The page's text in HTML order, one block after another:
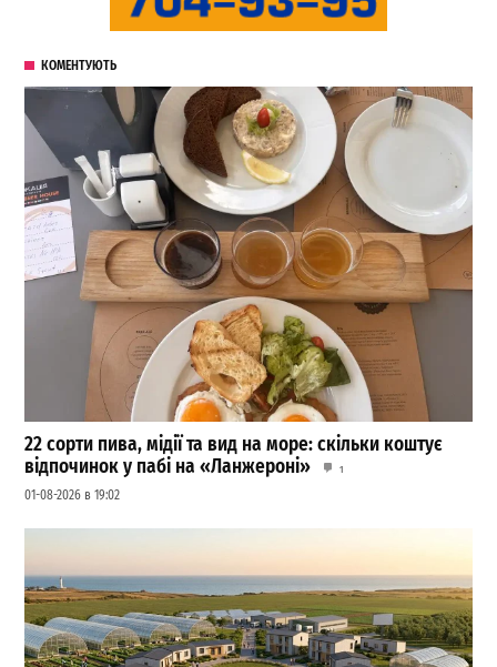
КОМЕНТУЮТЬ
22 сорти пива, мідії та вид на море: скільки коштує
відпочинок у пабі на «Ланжероні»
1
01-08-2026 в 19:02